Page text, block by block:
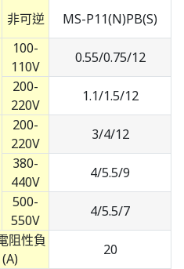
非可逆 MS-P11(N)PB(S)
100-
110V
0.55/0.75/12
200-
220V
1.1/1.5/12
200-
220V
3/4/12
380-
440V
4/5.5/9
500-
550V
4/5.5/7
阻性負
20